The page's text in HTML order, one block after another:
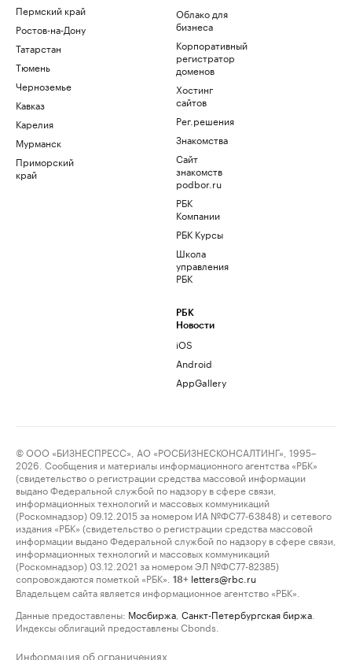
Пермский край
Ростов-на-Дону
Татарстан
Тюмень
Черноземье
Кавказ
Карелия
Мурманск
Приморский
край
Облако для
бизнеса
Корпоративный
регистратор
доменов
Хостинг
сайтов
Рег.решения
Знакомства
Сайт
знакомств
podbor.ru
РБК
Компании
РБК Курсы
Школа
управления
РБК
РБК
Новости
iOS
Android
AppGallery
© ООО «БИЗНЕСПРЕСС», АО «РОСБИЗНЕСКОНСАЛТИНГ», 1995–
2026. Сообщения и материалы информационного агентства «РБК»
(свидетельство о регистрации средства массовой информации
выдано Федеральной службой по надзору в сфере связи,
информационных технологий и массовых коммуникаций
(Роскомнадзор) 09.12.2015 за номером ИА №ФС77-63848) и сетевого
издания «РБК» (свидетельство о регистрации средства массовой
информации выдано Федеральной службой по надзору в сфере связи,
информационных технологий и массовых коммуникаций
(Роскомнадзор) 03.12.2021 за номером ЭЛ №ФС77-82385)
сопровождаются пометкой «РБК».
18+ letters@rbc.ru
Владельцем сайта является информационное агентство «РБК».
Данные предоставлены: Мосбиржа Санкт-Петербургская биржа
Индексы облигаций предоставлены Cbonds.
Информация об ограничениях